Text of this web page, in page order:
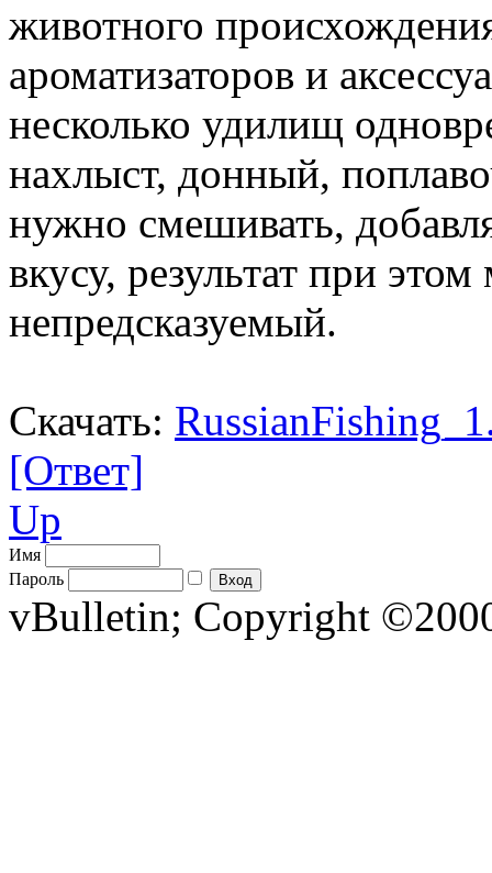
животного
ароматизаторов и
несколько удилищ
нахлыст, донный,
нужно смешивать,
вкусу, результат при этом
непредсказуемый.
Скачать:
[Ответ]
Up
Имя
Пароль
vBulletin; Copyright